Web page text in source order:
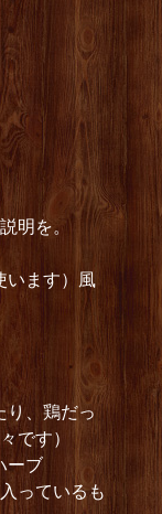
明を。
います）風
り、鶏だっ
です）
ーブ
っているも